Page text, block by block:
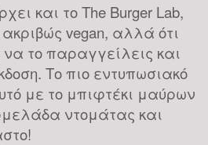
και το The Burger Lab,
ακριβώς vegan, αλλά ότι
το παραγγείλεις και
Το πιο εντυπωσιακό
με το μπιφτέκι μαύρων
ντομάτας και